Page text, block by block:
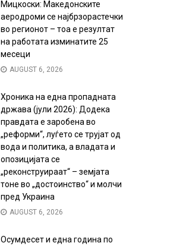
Мицкоски: Македонските
аеродроми се најбрзорастечки
во регионот – тоа е резултат
на работата изминатите 25
месеци
AUGUST 6, 2026
Хроника на една пропадната
држава (јули 2026): Додека
правдата е заробена во
„реформи“, луѓето се трујат од
вода и политика, а владата и
опозицијата се
„реконструираат“ – земјата
тоне во „достоинство“ и молчи
пред Украина
AUGUST 6, 2026
Осумдесет и една година по